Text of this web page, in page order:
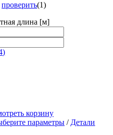
проверить(1)
длина [м]
)
корзину
параметры Этот
/ Детали